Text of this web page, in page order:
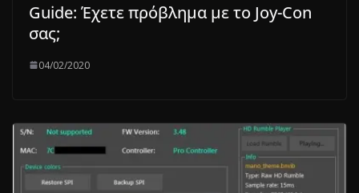
Guide: Έχετε πρόβλημα με το Joy-Con
σας;
04/02/2020